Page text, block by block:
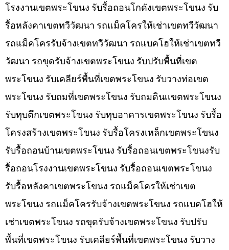
โรงงานเขตพระโขนง รับรื้อถอนโกดังเขตพระโขนง รับ
รื้อหลังคาเขตทวีวัฒนา รถแม็คโครให้เช่าเขตทวีวัฒนา
รถแม็คโครรับจ้างเขตทวีวัฒนา รถแบคโฮให้เช่าเขตทวี
วัฒนา รถขุดรับจ้างเขตพระโขนง รับปรับพื้นที่เขต
พระโขนง รับเคลียร์พื้นที่เขตพระโขนง รับวางท่อเขต
พระโขนง รับถมที่เขตพระโขนง รับถมดินเเขตพระโขนง
รับทุบตึกเขตพระโขนง รับทุบอาคารเขตพระโขนง รับรื้อ
โครงสร้างเขตพระโขนง รับรื้อโครงเหล็กเขตพระโขนง
รับรื้อถอนบ้านเขตพระโขนง รับรื้อถอนเขตพระโขนงรับ
รื้อถอนโรงงานเขตพระโขนง รับรื้อถอนเขตพระโขนง
รับรื้อหลังคาเขตพระโขนง รถแม็คโครให้เช่าเขต
พระโขนง รถแม็คโครรับจ้างเขตพระโขนง รถแบคโฮให้
เช่าเขตพระโขนง รถขุดรับจ้างเขตพระโขนง รับปรับ
พื้นที่เขตพระโขนง รับเคลียร์พื้นที่เขตพระโขนง รับวาง